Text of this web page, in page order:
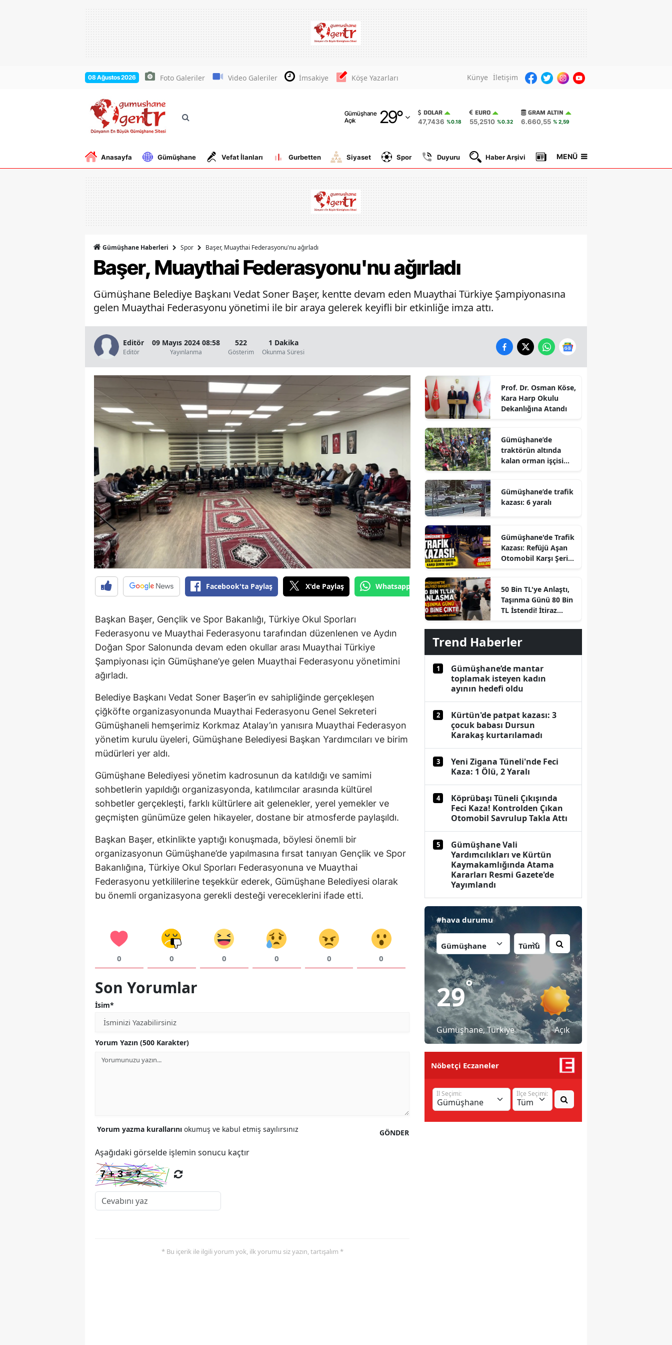
08 Ağustos 2026 Foto Galeriler Video Galeriler İmsakiye Köşe Yazarları Künye İletişim
Gümüşhane
Açık
29°
Adana
Adıyaman
Amasya
Antalya
Aydın
Balıkesir
Bitlis
Bolu
Burdur
Çankırı
Çorum
Denizli
Edirne
Elazığ
Erzincan
Erzurum
Eskişehir
Gaziantep
Giresun
Hakkari
Hatay
Isparta
İstanbul
İzmir
Kayseri
Kırklareli
Kocaeli
Konya
Kütahya
Manisa
Samsun
DOLAR
47,7436 %0.18
EURO
55,2510 %0.32
GRAM ALTIN
6.660,55 % 2,59
Anasayfa Gümüşhane Vefat İlanları Gurbetten Siyaset Spor Duyuru Haber Arşivi Gazete Manşetleri
MENÜ
Gümüşhane Haberleri Spor Başer, Muaythai Federasyonu'nu ağırladı
Başer, Muaythai Federasyonu'nu ağırladı
Gümüşhane Belediye Başkanı Vedat Soner Başer, kentte devam eden Muaythai Türkiye Şampiyonasına
gelen Muaythai Federasyonu yönetimi ile bir araya gelerek keyifli bir etkinliğe imza attı.
Editör
Editör
09 Mayıs 2024 08:58
Yayınlanma
522
Gösterim
1 Dakika
Okunma Süresi
Facebook'ta Paylaş X'de Paylaş Whatsapp'tan Gönder
Başkan Başer, Gençlik ve Spor Bakanlığı, Türkiye Okul Sporları
Federasyonu ve Muaythai Federasyonu tarafından düzenlenen ve Aydın
Doğan Spor Salonunda devam eden okullar arası Muaythai Türkiye
Şampiyonası için Gümüşhane’ye gelen Muaythai Federasyonu yönetimini
ağırladı.
Belediye Başkanı Vedat Soner Başer’in ev sahipliğinde gerçekleşen
çiğköfte organizasyonunda Muaythai Federasyonu Genel Sekreteri
Gümüşhaneli hemşerimiz Korkmaz Atalay’ın yanısıra Muaythai Federasyon
yönetim kurulu üyeleri, Gümüşhane Belediyesi Başkan Yardımcıları ve birim
müdürleri yer aldı.
Gümüşhane Belediyesi yönetim kadrosunun da katıldığı ve samimi
sohbetlerin yapıldığı organizasyonda, katılımcılar arasında kültürel
sohbetler gerçekleşti, farklı kültürlere ait gelenekler, yerel yemekler ve
geçmişten günümüze gelen hikayeler, dostane bir atmosferde paylaşıldı.
Başkan Başer, etkinlikte yaptığı konuşmada, böylesi önemli bir
organizasyonun Gümüşhane’de yapılmasına fırsat tanıyan Gençlik ve Spor
Bakanlığına, Türkiye Okul Sporları Federasyonuna ve Muaythai
Federasyonu yetkililerine teşekkür ederek, Gümüşhane Belediyesi olarak
bu önemli organizasyona gerekli desteği vereceklerini ifade etti.
0 0 0 0 0 0
Son Yorumlar
İsim*
Yorum Yazın (500 Karakter)
GÖNDER
Yorum yazma kurallarını okumuş ve kabul etmiş sayılırsınız
Aşağıdaki görselde işlemin sonucu kaçtır
* Bu içerik ile ilgili yorum yok, ilk yorumu siz yazın, tartışalım *
Prof. Dr. Osman Köse,
Kara Harp Okulu
Dekanlığına Atandı
Gümüşhane’de
traktörün altında
kalan orman işçisi
Gümüşhane’de trafik
kazası: 6 yaralı
Gümüşhane'de Trafik
Kazası: Refüjü Aşan
Otomobil Karşı Şeride
50 Bin TL'ye Anlaştı,
Taşınma Günü 80 Bin
TL İstendi! İtiraz
Trend Haberler
1
Gümüşhane’de mantar
toplamak isteyen kadın
ayının hedefi oldu
2
Kürtün'de patpat kazası: 3
çocuk babası Dursun
Karakaş kurtarılamadı
3
Yeni Zigana Tüneli'nde Feci
Kaza: 1 Ölü, 2 Yaralı
4
Köprübaşı Tüneli Çıkışında
Feci Kaza! Kontrolden Çıkan
Otomobil Savrulup Takla Attı
5
Gümüşhane Vali
Yardımcılıkları ve Kürtün
Kaymakamlığında Atama
Kararları Resmi Gazete'de
Yayımlandı
#hava durumu
29°
Gümüşhane, Türkiye Açık
Nöbetçi Eczaneler
İl Seçimi: İlçe Seçimi: